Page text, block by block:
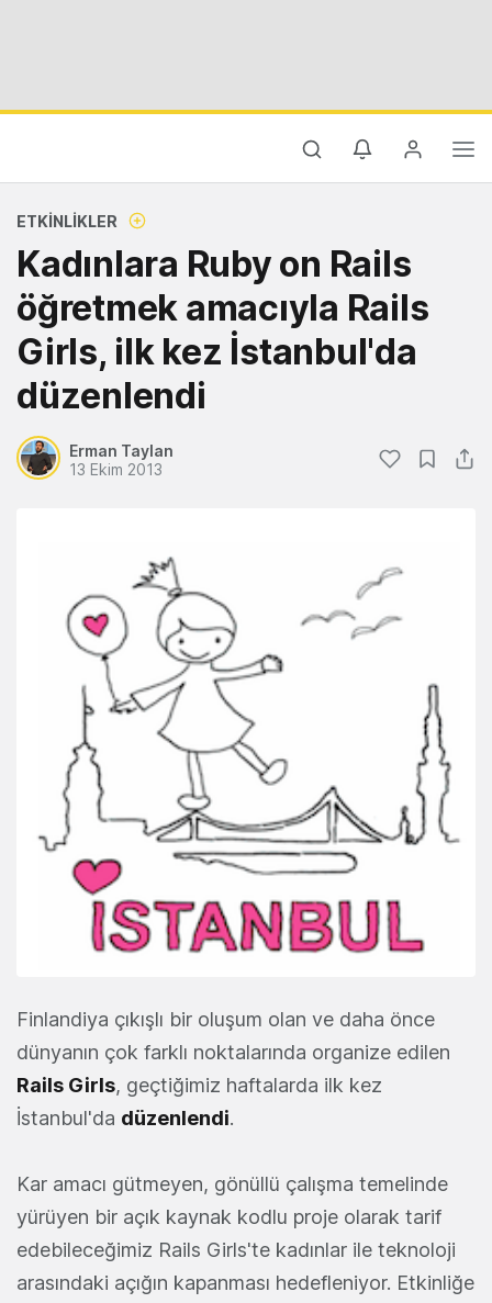
ETKINLIKLER
Kadınlara Ruby on Rails
öğretmek amacıyla Rails
Girls, ilk kez İstanbul'da
düzenlendi
Erman Taylan
13 Ekim 2013
Finlandiya çıkışlı bir oluşum olan ve daha önce
dünyanın çok farklı noktalarında organize edilen
Rails Girls, geçtiğimiz haftalarda ilk kez
İstanbul'da düzenlendi.
Kar amacı gütmeyen, gönüllü çalışma temelinde
yürüyen bir açık kaynak kodlu proje olarak tarif
edebileceğimiz Rails Girls'te kadınlar ile teknoloji
arasındaki açığın kapanması hedefleniyor. Etkinliğe